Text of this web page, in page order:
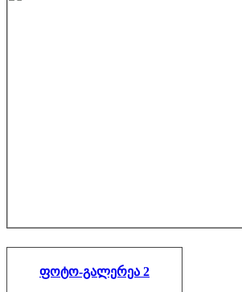
ფოტო-გალერეა 2